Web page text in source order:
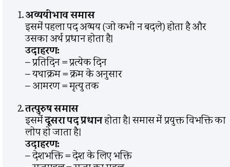
अव्ययीभाव समास
इसमें पहला पद अव्यय (जो कभी न बदले) होता है और
उसका अर्थ प्रधान होता है।
उदाहरण:
– प्रतिदिन = प्रत्येक दिन
– यथाक्रम = क्रम के अनुसार
– आमरण = मृत्यु तक
तत्पुरुष समास
इसमेंदूसरा पद प्रधानहोता है। समास में प्रयुक्त विभक्ति का
लोप हो जाता है।
उदाहरण:
– देशभक्ति = देश के लिए भक्ति